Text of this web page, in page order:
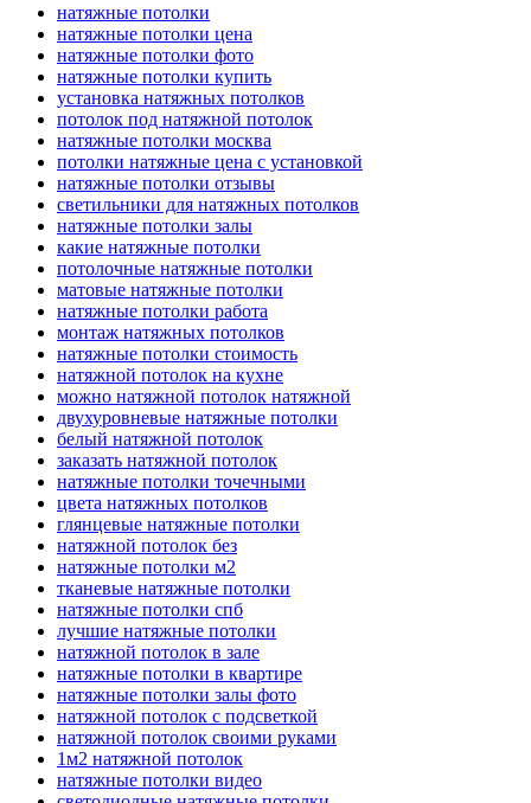
натяжные потолки
натяжные потолки цена
натяжные потолки фото
натяжные потолки купить
установка натяжных потолков
потолок под натяжной потолок
натяжные потолки москва
потолки натяжные цена с установкой
натяжные потолки отзывы
светильники для натяжных потолков
натяжные потолки залы
какие натяжные потолки
потолочные натяжные потолки
матовые натяжные потолки
натяжные потолки работа
монтаж натяжных потолков
натяжные потолки стоимость
натяжной потолок на кухне
можно натяжной потолок натяжной
двухуровневые натяжные потолки
белый натяжной потолок
заказать натяжной потолок
натяжные потолки точечными
цвета натяжных потолков
глянцевые натяжные потолки
натяжной потолок без
натяжные потолки м2
тканевые натяжные потолки
натяжные потолки спб
лучшие натяжные потолки
натяжной потолок в зале
натяжные потолки в квартире
натяжные потолки залы фото
натяжной потолок с подсветкой
натяжной потолок своими руками
1м2 натяжной потолок
натяжные потолки видео